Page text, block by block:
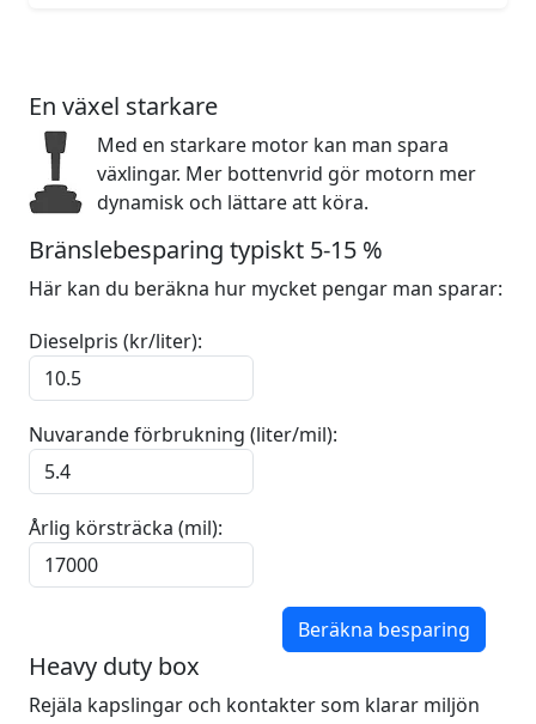
En växel starkare
Med en starkare motor kan man spara
växlingar. Mer bottenvrid gör motorn mer
dynamisk och lättare att köra.
Bränslebesparing typiskt 5-15 %
Här kan du beräkna hur mycket pengar man sparar:
Dieselpris (kr/liter):
Nuvarande förbrukning (liter/mil):
Årlig körsträcka (mil):
Beräkna besparing
Heavy duty box
Rejäla kapslingar och kontakter som klarar miljön